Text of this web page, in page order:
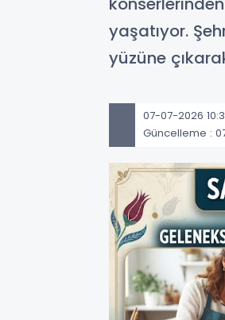
yaşatıyor.
yüzüne
07-07-2026
Güncelleme :